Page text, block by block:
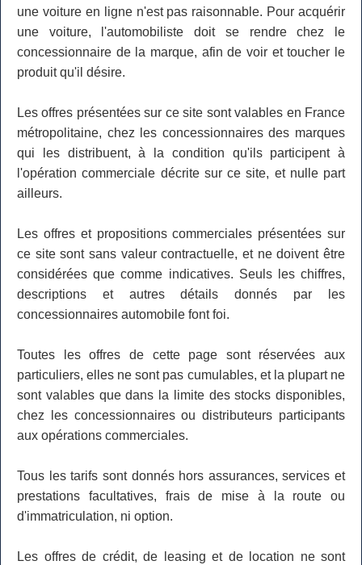
une voiture en ligne n'est pas raisonnable. Pour acquérir
une voiture, l'automobiliste doit se rendre chez le
concessionnaire de la marque, afin de voir et toucher le
produit qu'il désire.
Les offres présentées sur ce site sont valables en France
métropolitaine, chez les concessionnaires des marques
qui les distribuent, à la condition qu'ils participent à
l'opération commerciale décrite sur ce site, et nulle part
ailleurs.
Les offres et propositions commerciales présentées sur
ce site sont sans valeur contractuelle, et ne doivent être
considérées que comme indicatives. Seuls les chiffres,
descriptions et autres détails donnés par les
concessionnaires automobile font foi.
Toutes les offres de cette page sont réservées aux
particuliers, elles ne sont pas cumulables, et la plupart ne
sont valables que dans la limite des stocks disponibles,
chez les concessionnaires ou distributeurs participants
aux opérations commerciales.
Tous les tarifs sont donnés hors assurances, services et
prestations facultatives, frais de mise à la route ou
d'immatriculation, ni option.
Les offres de crédit, de leasing et de location ne sont